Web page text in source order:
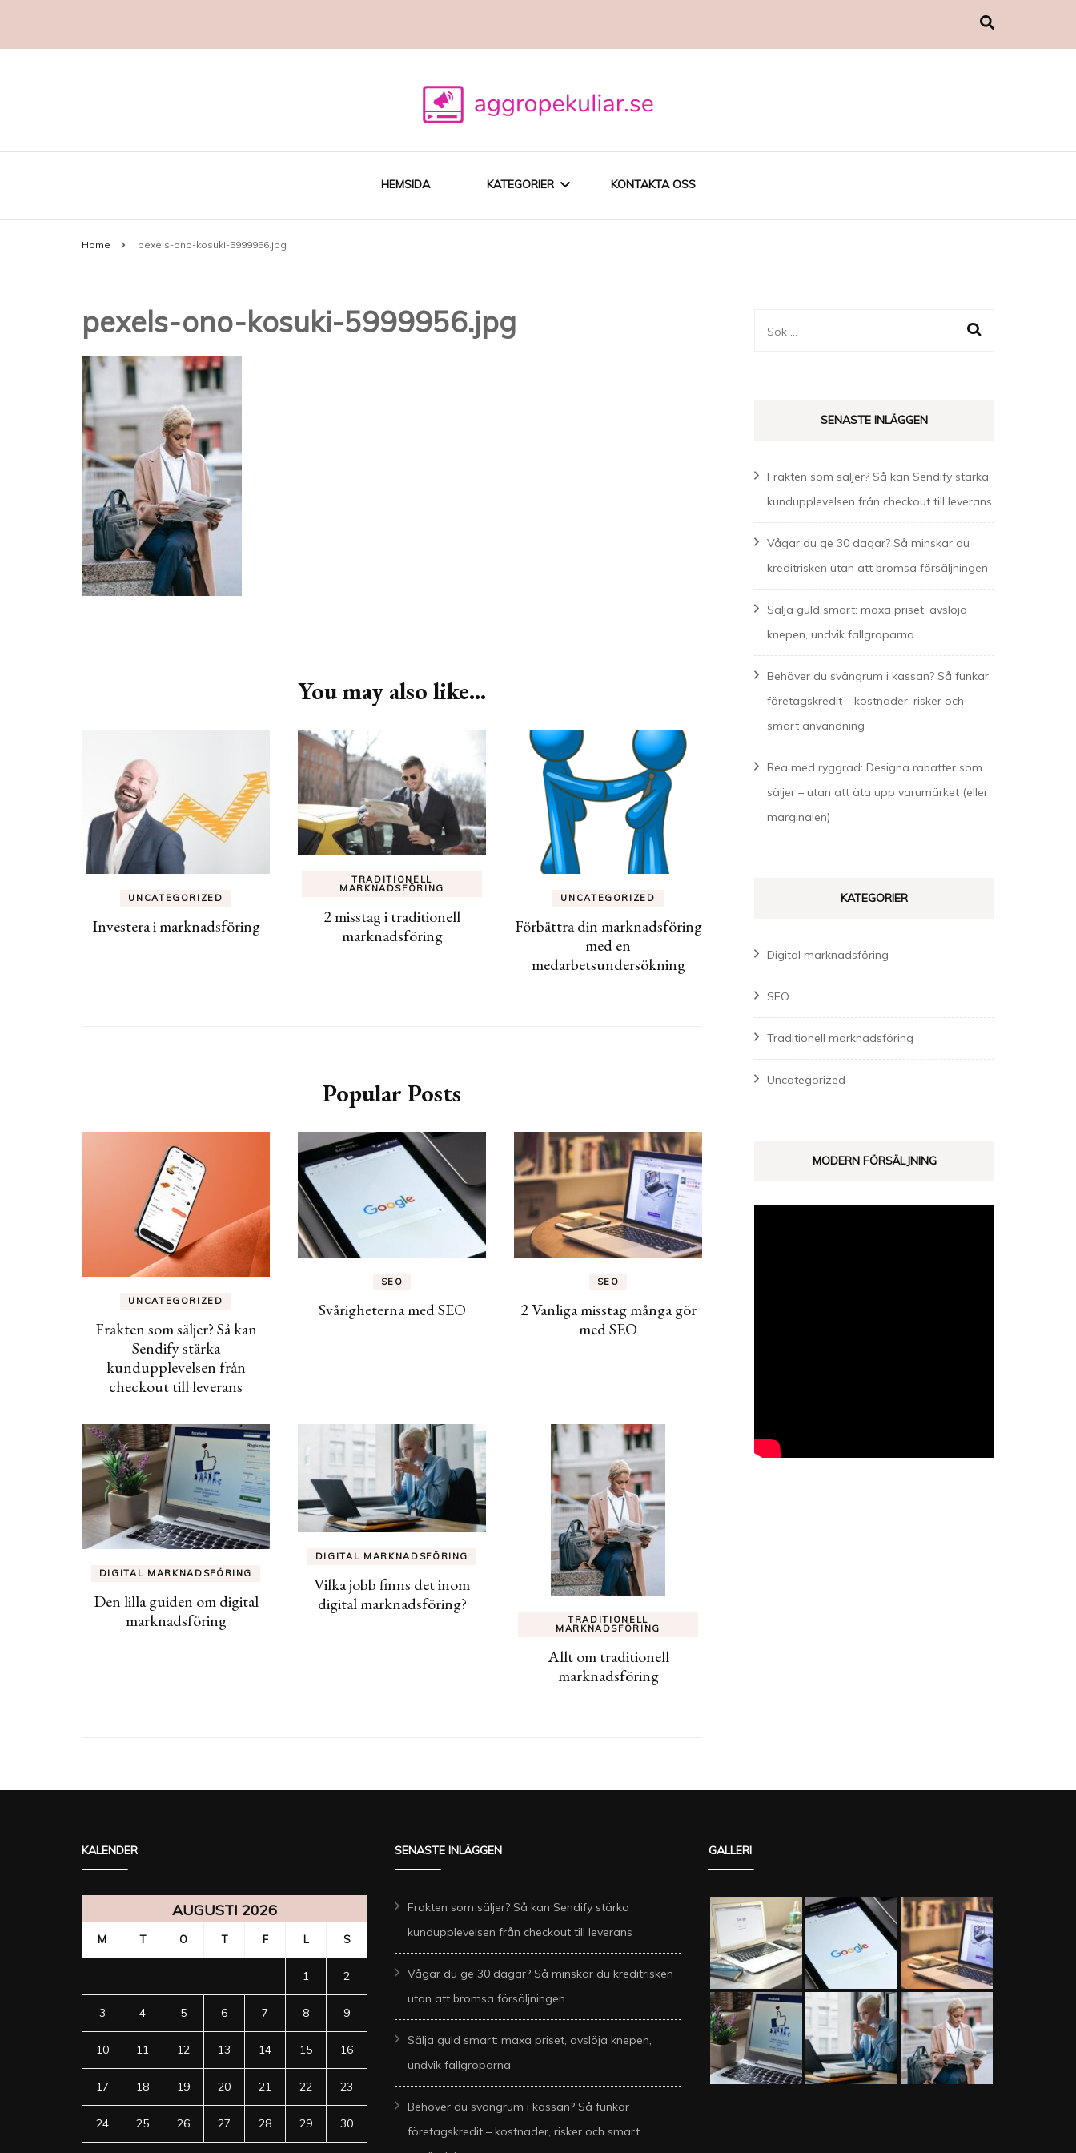
aggropekuliar.se HEMSIDA KATEGORIER
MARKNADSFÖRING
KONTAKTA OSS
Home pexels-ono-kosuki-5999956.jpg
pexels-ono-kosuki-5999956.jpg
You may also like...
UNCATEGORIZED
Investera i marknadsföring
TRADITIONELL
MARKNADSFÖRING
2 misstag i traditionell
marknadsföring
UNCATEGORIZED
Förbättra din marknadsföring
med en
medarbetsundersökning
Popular Posts
UNCATEGORIZED
Frakten som säljer? Så kan
Sendify stärka
kundupplevelsen från
checkout till leverans
SEO
Svårigheterna med SEO
SEO
2 Vanliga misstag många gör
med SEO
DIGITAL MARKNADSFÖRING
Den lilla guiden om digital
marknadsföring
DIGITAL MARKNADSFÖRING
Vilka jobb finns det inom
digital marknadsföring?
TRADITIONELL
MARKNADSFÖRING
Allt om traditionell
marknadsföring
Sök
SENASTE INLÄGGEN
Frakten som säljer? Så kan Sendify stärka
kundupplevelsen från checkout till leverans
Vågar du ge 30 dagar? Så minskar du
kreditrisken utan att bromsa försäljningen
Sälja guld smart: maxa priset, avslöja
knepen, undvik fallgroparna
Behöver du svängrum i kassan? Så funkar
företagskredit – kostnader, risker och
smart användning
Rea med ryggrad: Designa rabatter som
säljer – utan att äta upp varumärket (eller
marginalen)
KATEGORIER
Digital marknadsföring
SEO
Traditionell marknadsföring
Uncategorized
MODERN FÖRSÄLJNING
KALENDER
AUGUSTI 2026
M T O T F L S
1 2
3 4 5 6 7 8 9
10 11 12 13 14 15 16
17 18 19 20 21 22 23
24 25 26 27 28 29 30
SENASTE INLÄGGEN
Frakten som säljer? Så kan Sendify stärka
kundupplevelsen från checkout till leverans
Vågar du ge 30 dagar? Så minskar du kreditrisken
utan att bromsa försäljningen
Sälja guld smart: maxa priset, avslöja knepen,
undvik fallgroparna
Behöver du svängrum i kassan? Så funkar
företagskredit – kostnader, risker och smart
GALLERI